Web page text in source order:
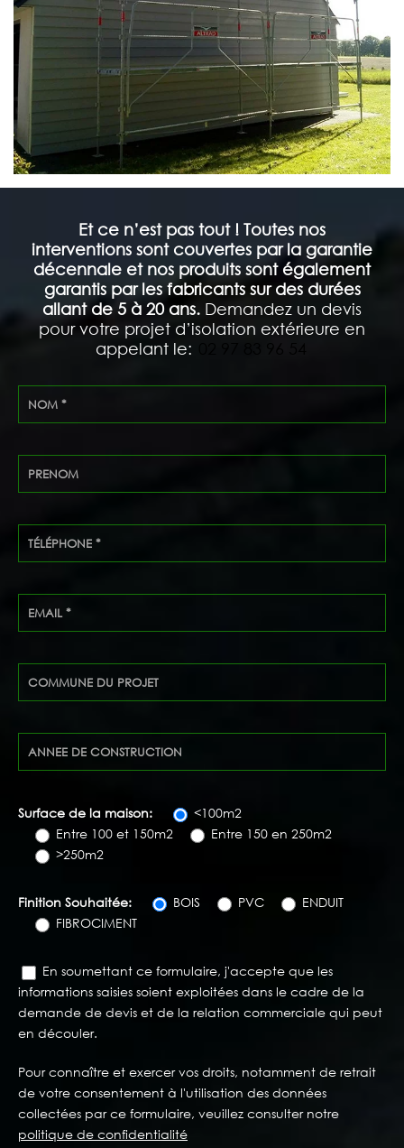
Et ce n’est pas tout ! Toutes nos
interventions sont couvertes par la garantie
décennale et nos produits sont également
garantis par les fabricants sur des durées
allant de 5 à 20 ans. Demandez un devis
pour votre projet d’isolation extérieure en
appelant le:
Surface de la maison:
<100m2
Entre 100 et 150m2
Entre 150 en 250m2
>250m2
Finition Souhaitée: BOIS PVC
ENDUIT
FIBROCIMENT
En soumettant ce formulaire, j'accepte que les
informations saisies soient exploitées dans le cadre de la
demande de devis et de la relation commerciale qui peut
en découler.
Pour connaître et exercer vos droits, notamment de retrait
de votre consentement à l'utilisation des données
collectées par ce formulaire, veuillez consulter notre
politique de confidentialité